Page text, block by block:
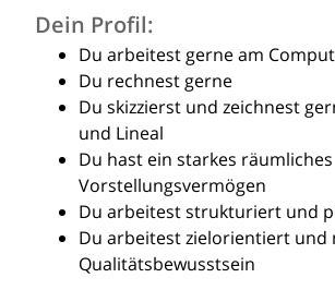
Dein Profil:
Du arbeitest gerne am
Du rechnest gerne
Du skizzierst und zeichnest
und Lineal
Du hast ein starkes räumliches
Vorstellungsvermögen
Du arbeitest strukturiert und
Du arbeitest zielorientiert und
Qualitätsbewusstsein